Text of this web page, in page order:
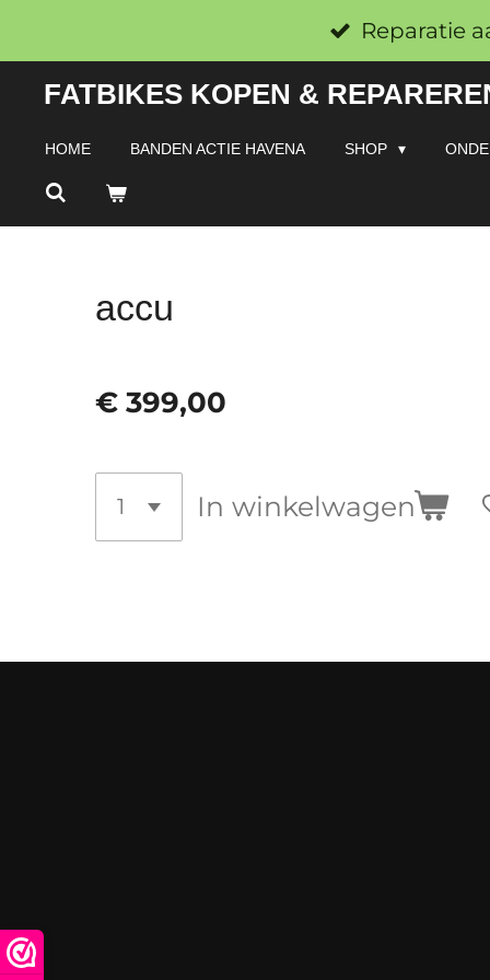
direct
naar
hoofdinhoud
Reparatie
FATBIKES KOPEN &
HOME BANDEN ACTIE HAVENA SHOP
accu
€ 399,00
In winkelwagen